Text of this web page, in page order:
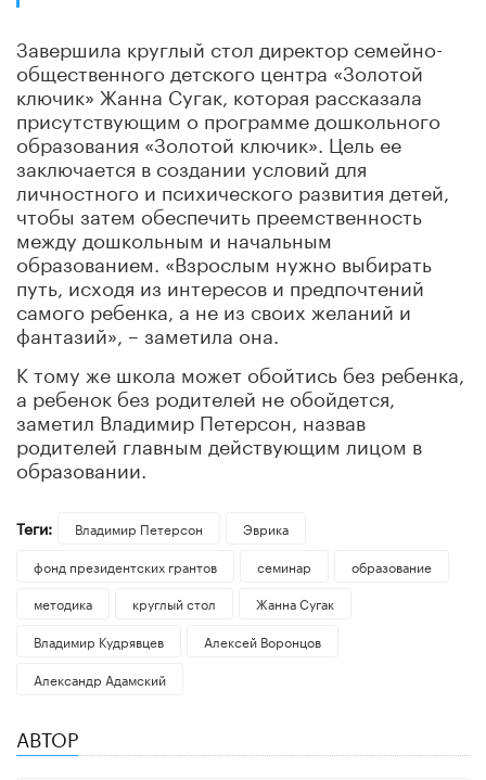
Завершила круглый стол директор семейно-
общественного детского центра «Золотой
ключик» Жанна Сугак, которая рассказала
присутствующим о программе дошкольного
образования «Золотой ключик». Цель ее
заключается в создании условий для
личностного и психического развития детей,
чтобы затем обеспечить преемственность
между дошкольным и начальным
образованием. «Взрослым нужно выбирать
путь, исходя из интересов и предпочтений
самого ребенка, а не из своих желаний и
фантазий», – заметила она.
К тому же школа может обойтись без ребенка,
а ребенок без родителей не обойдется,
заметил Владимир Петерсон, назвав
родителей главным действующим лицом в
образовании.
Теги: Владимир Петерсон
Эврика
фонд президентских грантов
семинар
образование
методика
круглый стол
Жанна Сугак
Владимир Кудрявцев
Алексей Воронцов
Александр Адамский
АВТОР